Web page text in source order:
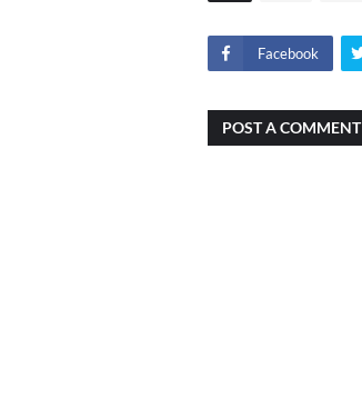
Facebook
POST A COMMENT